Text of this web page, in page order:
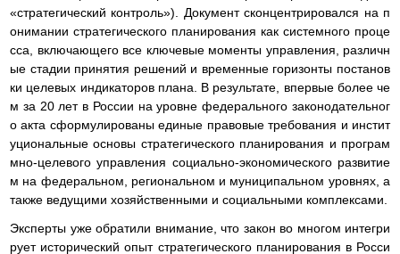
«стратегический контроль»). Документ сконцентрировался на п
онимании стратегического планирования как системного проце
сса, включающего все ключевые моменты управления, различн
ые стадии принятия решений и временные горизонты постанов
ки целевых индикаторов плана. В результате, впервые более че
м за 20 лет в России на уровне федерального законодательног
о акта сформулированы единые правовые требования и инстит
уциональные основы стратегического планирования и програм
мно-целевого управления социально-экономического развитие
м на федеральном, региональном и муниципальном уровнях, а
также ведущими хозяйственными и социальными комплексами.
Эксперты уже обратили внимание, что закон во многом интегри
рует исторический опыт стратегического планирования в Росси